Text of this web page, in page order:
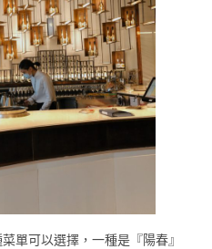
單可以選擇，一種是『陽春』